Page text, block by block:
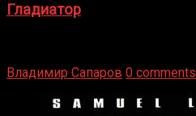
Гладиатор
Владимир Сапаров 0 comments